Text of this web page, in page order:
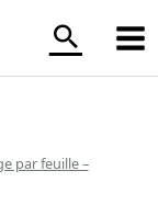
par feuille –